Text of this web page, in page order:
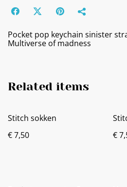
Pocket pop keychain sinister
Multiverse of madness
Related items
Stitch sokken
€ 7,50
€